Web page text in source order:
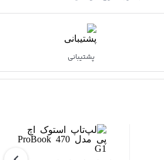
پشتیبانی